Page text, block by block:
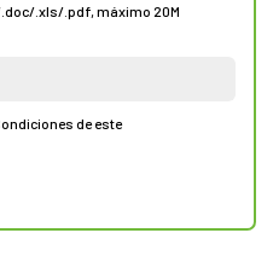
.xls/.pdf, máximo 20M
de este